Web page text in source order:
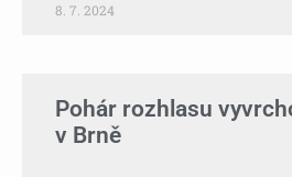
8. 7. 2024
Pohár rozhlasu
v Brně